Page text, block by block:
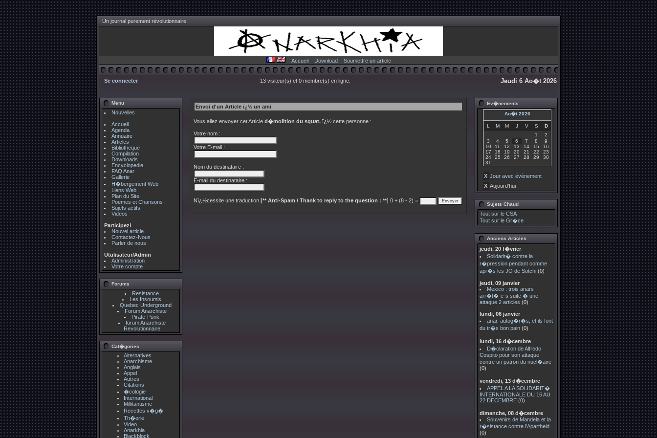
Un journal purement révolutionnaire
Accueil Download Soumettre un article
Se connecter 13 visiteur(s) et 0 membre(s) en ligne. Jeudi 6 Ao�t 2026
Menu
Nouvelles
Accueil
Agenda
Annuaire
Articles
Bibliotheque
Compilation
Downloads
Encyclopedie
FAQ Anar
Gallerie
H�bergement Web
Liens Web
Plan du Site
Poemes et Chansons
Sujets actifs
Videos
Participez!
Nouvel article
Contactez-Nous
Parler de nous
Utulisateur/Admin
Administration
Votre compte
Forums
Resistance
Les Insoumis
Quebec Underground
Forum Anarchiste
Pirate-Punk
forum Anarchiste
Revolutionnaire
Cat�gories
Alternatives
Anarchisme
Anglais
Appel
Autres
Citations
�cologie
International
Millitantisme
Recettes v�g�
Th�orie
Video
Anarkhia
Blackblock
Envoi d'un Article ï¿½ un ami
Vous allez envoyer cet Article d�molition du squat. ï¿½ cette personne :
Votre nom :
Votre E-mail :
Nom du destinataire :
E-mail du destinataire :
Nï¿½cessite une traduction [** Anti-Spam / Thank to reply to the question : **] 0 + (8 - 2) =
Ev�nements
Ao�t 2026
L M M J V S
D
1
2
3
4 5 6 7 8
9
10
11 12 13 14 15
16
17
18 19 20 21 22
23
24
25 26 27 28 29
30
31
X Jour avec évènement
X Aujourd'hui
Sujets Chaud
Tout sur le CSA
Tout sur le Gr�ce
Anciens Articles
jeudi, 20 f�vrier
Solidarit� contre la
r�pression pendant comme
apr�s les JO de Sotchi (0)
jeudi, 09 janvier
Mexico : trois anars
arr�t�-e-s suite � une
attaque 2 articles (0)
lundi, 06 janvier
anar, autog�r�s, et ils font
du tr�s bon pain (0)
lundi, 16 d�cembre
D�claration de Alfredo
Cospito pour son attaque
contre un patron du nucl�aire
(0)
vendredi, 13 d�cembre
APPEL A LA SOLIDARIT�
INTERNATIONALE DU 16 AU
22 DECEMBRE (0)
dimanche, 08 d�cembre
Souvenirs de Mandela et la
r�sistance contre l'Apartheid
(0)